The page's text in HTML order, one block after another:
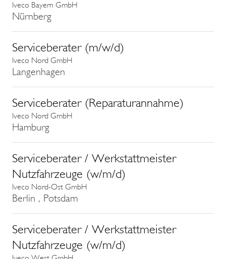
Iveco Bayern GmbH
Nürnberg
Serviceberater (m/w/d)
Iveco Nord GmbH
Langenhagen
Serviceberater (Reparaturannahme)
Iveco Nord GmbH
Hamburg
Serviceberater / Werkstattmeister
Nutzfahrzeuge (w/m/d)
Iveco Nord-Ost GmbH
Berlin , Potsdam
Serviceberater / Werkstattmeister
Nutzfahrzeuge (w/m/d)